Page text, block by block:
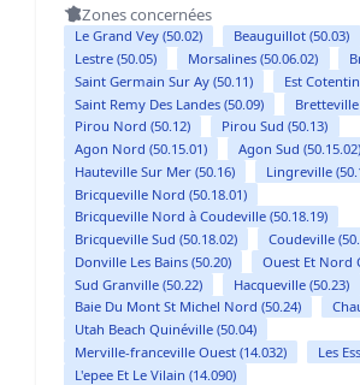
Zones concernées
Le Grand Vey (50.02)
Beauguillot (50.03)
Lestre (50.05)
Morsalines (50.06.02)
Saint Germain Sur Ay (50.11)
Est
Saint Remy Des Landes (50.09)
Bretteville
Pirou Nord (50.12)
Pirou Sud (50.13)
Agon Nord (50.15.01)
Agon Sud (50.15.02)
Hauteville Sur Mer (50.16)
Lingreville
Bricqueville Nord (50.18.01)
Bricqueville Nord à Coudeville (50.18.19)
Bricqueville Sud (50.18.02)
Coudeville
Donville Les Bains (50.20)
Ouest Et Nord
Sud Granville (50.22)
Hacqueville (50.23)
Baie Du Mont St Michel Nord (50.24)
Utah Beach Quinéville (50.04)
Merville-franceville Ouest (14.032)
Les
L'epee Et Le Vilain (14.090)